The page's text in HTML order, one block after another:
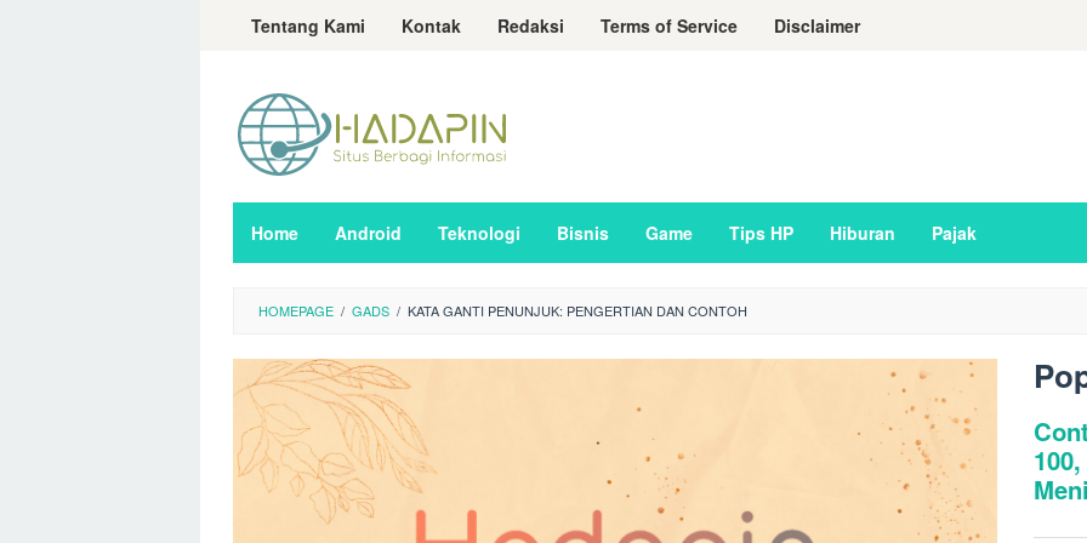
LoncatTentang Kami Kontak Redaksi Terms of Service Disclaimer
Home Android Teknologi Bisnis Game Tips HP Hiburan Pajak
HOMEPAGE / GADS / KATA GANTI PENUNJUK: PENGERTIAN DAN CONTOH